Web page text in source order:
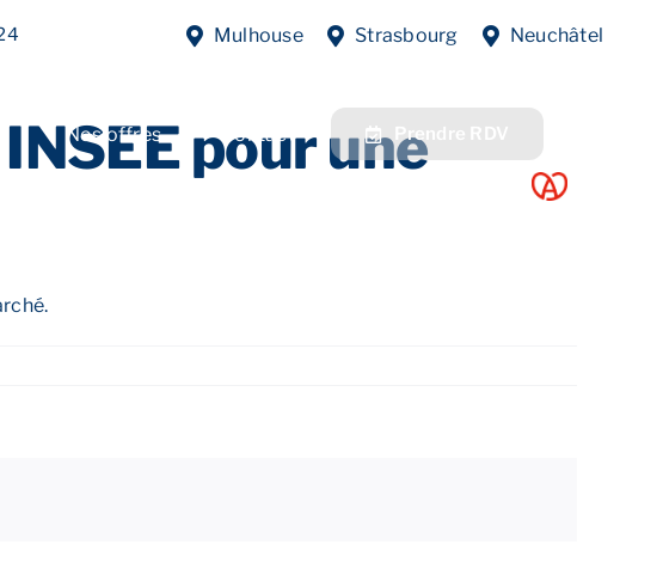
Mulhouse Strasbourg Neuchâtel
Nos offres Contact Prendre RDV
Previous
pour une